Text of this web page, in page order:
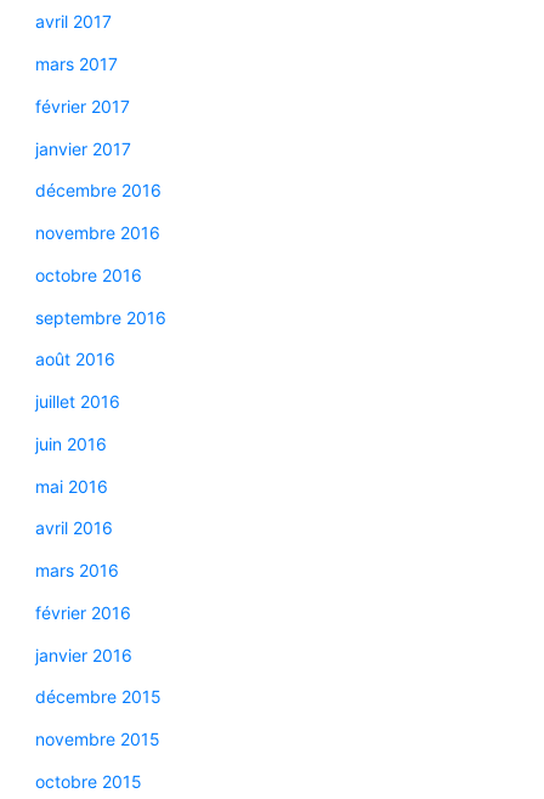
avril 2017
mars 2017
février 2017
janvier 2017
décembre 2016
novembre 2016
octobre 2016
septembre 2016
août 2016
juillet 2016
juin 2016
mai 2016
avril 2016
mars 2016
février 2016
janvier 2016
décembre 2015
novembre 2015
octobre 2015